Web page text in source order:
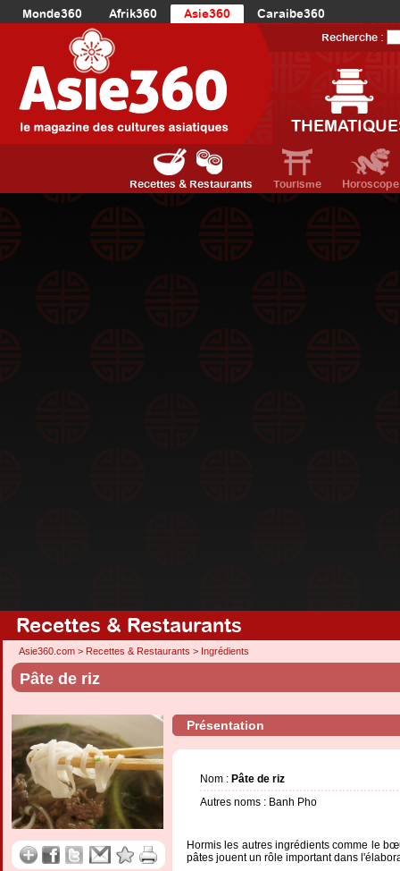
Monde360 Afrik360 Asie360
Caraibe360
Europe360
AmériqueDuNord360
Océanie360
Recherche :
Recettes & Restaurants Tourisme Horoscope
Recettes & Restaurants
Asie360.com > Recettes & Restaurants > Ingrédients
Pâte de riz
Présentation
Nom : Pâte de riz
Autres noms : Banh Pho
Hormis les autres ingrédients comme le
pâtes jouent un rôle important dans